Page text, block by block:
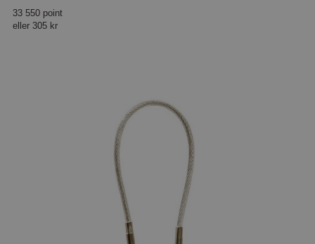
33 550 point
eller 305 kr